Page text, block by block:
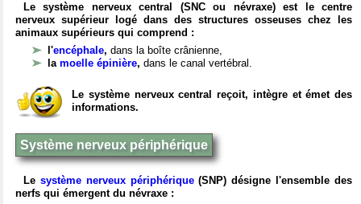
Le système nerveux central (SNC ou névraxe) est le centre
nerveux supérieur logé dans des structures osseuses chez les
animaux supérieurs qui comprend :
l'encéphale, dans la boîte crânienne,
la moelle épinière, dans le canal vertébral.
Le système nerveux central reçoit, intègre et émet des
informations.
Système nerveux périphérique
Le système nerveux périphérique(SNP) désigne l'ensemble des
nerfs qui émergent du névraxe :